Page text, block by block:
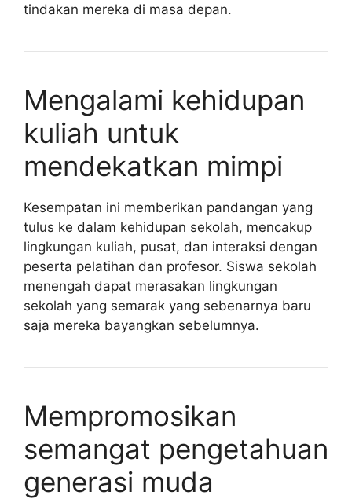
tindakan mereka di masa depan.
Mengalami kehidupan
kuliah untuk
mendekatkan mimpi
Kesempatan ini memberikan pandangan yang
tulus ke dalam kehidupan sekolah, mencakup
lingkungan kuliah, pusat, dan interaksi dengan
peserta pelatihan dan profesor. Siswa sekolah
menengah dapat merasakan lingkungan
sekolah yang semarak yang sebenarnya baru
saja mereka bayangkan sebelumnya.
Mempromosikan
semangat pengetahuan
generasi muda